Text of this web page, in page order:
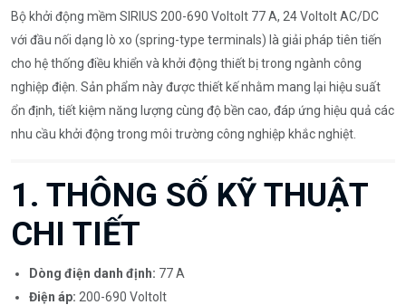
Bộ khởi động mềm SIRIUS 200-690 Voltolt 77 A, 24 Voltolt AC/DC
với đầu nối dạng lò xo (spring-type terminals) là giải pháp tiên tiến
cho hệ thống điều khiển và khởi động thiết bị trong ngành công
nghiệp điện. Sản phẩm này được thiết kế nhằm mang lại hiệu suất
ổn định, tiết kiệm năng lượng cùng độ bền cao, đáp ứng hiệu quả các
nhu cầu khởi động trong môi trường công nghiệp khắc nghiệt.
1. THÔNG SỐ KỸ THUẬT
CHI TIẾT
Dòng điện danh định: 77 A
Điện áp: 200-690 Voltolt